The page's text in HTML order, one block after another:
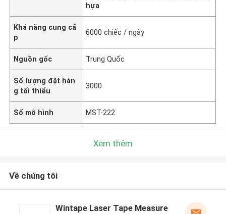
hựa
Khả năng cung cấ
p
6000 chiếc / ngày
Nguồn gốc Trung Quốc
Số lượng đặt hàn
g tối thiểu
3000
Số mô hình MST-222
Xem thêm
Về chúng tôi
Wintape Laser Tape Measure